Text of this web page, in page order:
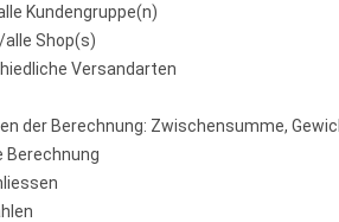
Kundengruppe(n)
Shop(s)
Versandarten
der Berechnung: Zwischensumme,
Berechnung